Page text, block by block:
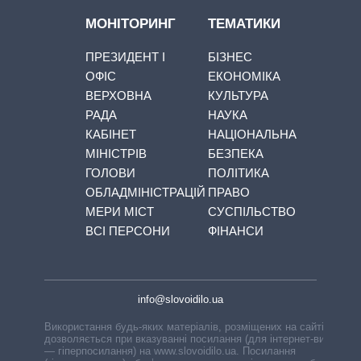
МОНІТОРИНГ
ПРЕЗИДЕНТ І
ОФІС
ВЕРХОВНА
РАДА
КАБІНЕТ
МІНІСТРІВ
ГОЛОВИ
ОБЛАДМІНІСТРАЦІЙ
МЕРИ МІСТ
ВСІ ПЕРСОНИ
ТЕМАТИКИ
БІЗНЕС
ЕКОНОМІКА
КУЛЬТУРА
НАУКА
НАЦІОНАЛЬНА
БЕЗПЕКА
ПОЛІТИКА
ПРАВО
СУСПІЛЬСТВО
ФІНАНСИ
info@slovoidilo.ua
Використання будь-яких матеріалів, розміщених на сайті,
дозволяється при вказуванні посилання (для інтернет-видань
— гіперпосилання) на www.slovoidilo.ua. Посилання